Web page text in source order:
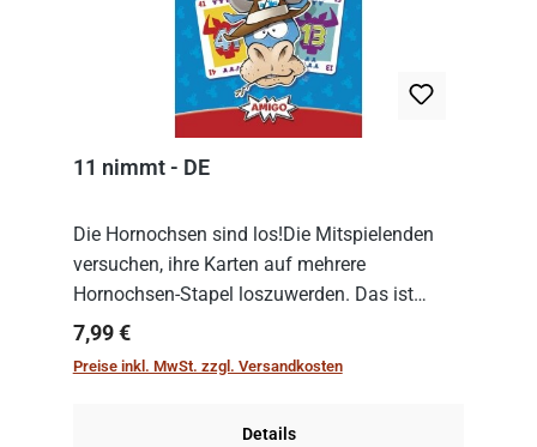
11 nimmt - DE
Die Hornochsen sind los!Die Mitspielenden
versuchen, ihre Karten auf mehrere
Hornochsen-Stapel loszuwerden. Das ist
kniffliger als gedacht, denn die Differenz
zwischen ausgespielter Karte und der
Regulärer Preis:
7,99 €
Preise inkl. MwSt. zzgl. Versandkosten
Details